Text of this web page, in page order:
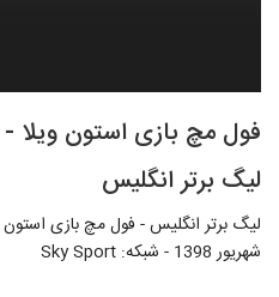
لیگ برتر انگلیس
شهریور 1398 - شبکه: Sky Sport